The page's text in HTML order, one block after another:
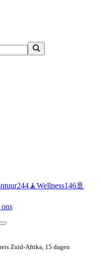
244🧘Wellness146🚢
Zuid-Afrika, 15 dagen